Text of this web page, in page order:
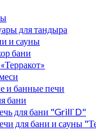
для тандыра
и сауны
бани
и банные печи
бани
для бани "Grill`D"
для бани и сауны